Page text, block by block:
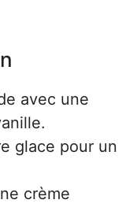
avec une
glace pour un
crème